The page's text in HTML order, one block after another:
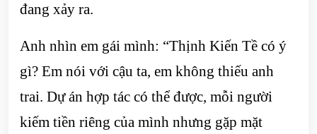
đang xảy ra.
Anh nhìn em gái mình: “Thịnh Kiến Tề có ý
gì? Em nói với cậu ta, em không thiếu anh
trai. Dự án hợp tác có thể được, mỗi người
kiếm tiền riêng của mình nhưng gặp mặt